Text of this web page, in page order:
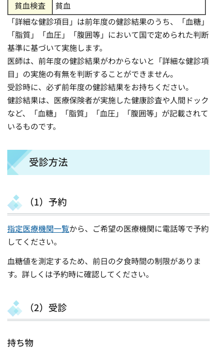
貧血検査
貧血
「詳細な健診項目」は前年度の健診結果のうち、「血糖」
「脂質」「血圧」「腹囲等」において国で定められた判断
基準に基づいて実施します。
医師は、前年度の健診結果がわからないと「詳細な健診項
目」の実施の有無を判断することができません。
受診時に、必ず前年度の健診結果をお持ちください。
健診結果は、医療保険者が実施した健康診査や人間ドック
など、「血糖」「脂質」「血圧」「腹囲等」が記載されて
いるものです。
受診方法
（1）予約
指定医療機関一覧から、ご希望の医療機関に電話等で予約
してください。
血糖値を測定するため、前日の夕食時間の制限がありま
す。詳しくは予約時に確認してください。
（2）受診
持ち物